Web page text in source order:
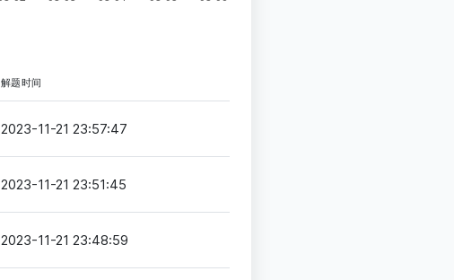
解题时间
2023-11-21 23:57:47
2023-11-21 23:51:45
2023-11-21 23:48:59